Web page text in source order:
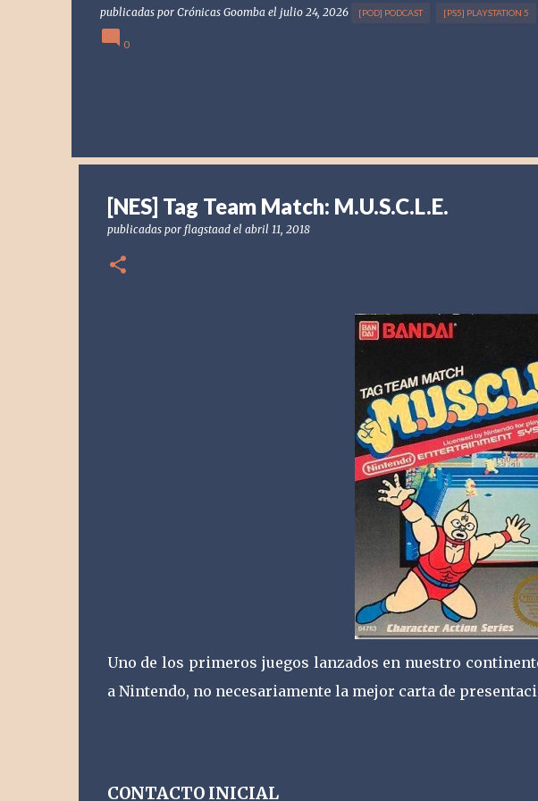
publicadas por Crónicas Goomba el julio 24, 2026 [POD] PODCAST [PS5] PLAYSTATION 5
0
[NES] Tag Team Match: M.U.S.C.L.E.
publicadas por flagstaad el abril 11, 2018
Uno de los primeros juegos lanzados en nuestro
a Nintendo, no necesariamente la mejor carta de
CONTACTO INICIAL